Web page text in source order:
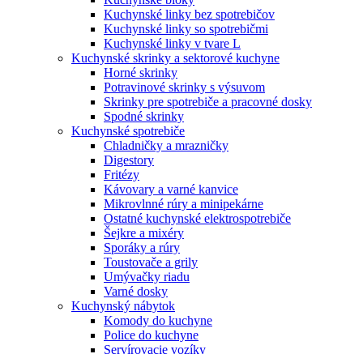
Kuchynské linky bez spotrebičov
Kuchynské linky so spotrebičmi
Kuchynské linky v tvare L
Kuchynské skrinky a sektorové kuchyne
Horné skrinky
Potravinové skrinky s výsuvom
Skrinky pre spotrebiče a pracovné dosky
Spodné skrinky
Kuchynské spotrebiče
Chladničky a mrazničky
Digestory
Fritézy
Kávovary a varné kanvice
Mikrovlnné rúry a minipekárne
Ostatné kuchynské elektrospotrebiče
Šejkre a mixéry
Sporáky a rúry
Toustovače a grily
Umývačky riadu
Varné dosky
Kuchynský nábytok
Komody do kuchyne
Police do kuchyne
Servírovacie vozíky